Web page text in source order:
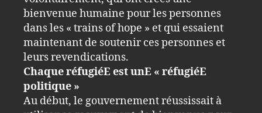
bienvenue humaine pour les personnes
dans les « trains of hope » et qui essaient
maintenant de soutenir ces personnes et
leurs revendications.
Chaque réfugiéE est unE « réfugiéE
politique »
Au début, le gouvernement réussissait à